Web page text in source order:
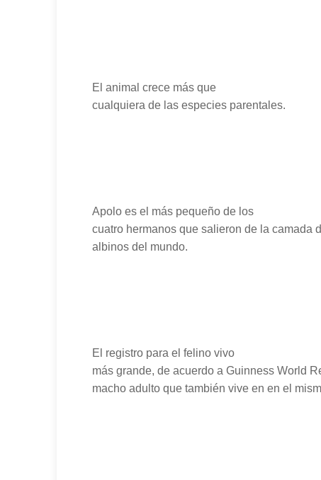
El animal crece más que
cualquiera de las especies parentales.
Apolo es el más pequeño de los
cuatro hermanos que salieron de la camada
albinos del mundo.
El registro para el felino vivo
más grande, de acuerdo a Guinness World
macho adulto que también vive en en el